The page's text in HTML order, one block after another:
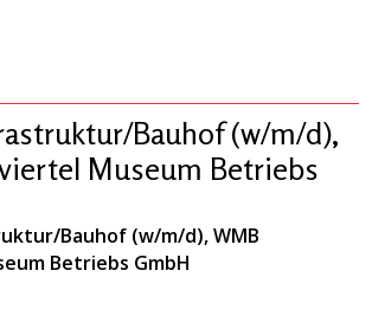
Bauhof (w/m/d),
Museum Betriebs
Bauhof (w/m/d), WMB
Betriebs GmbH